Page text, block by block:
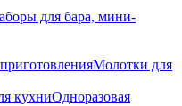
для бара, мини-
Молотки для
кухниОдноразовая